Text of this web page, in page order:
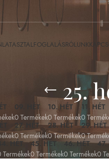
ASZTALFOGLALÁSRÓLUNK
25.
09. HÉT
0 Termékek
10. HÉT
0 Termékek
11. HÉT
0
27. HÉT
0 Termékek
28. HÉT
0 Termékek
29. HÉT
0
44. HÉT
Termékek
45. HÉT
0 Termékek
46. HÉT
0 Termékek
47.
0